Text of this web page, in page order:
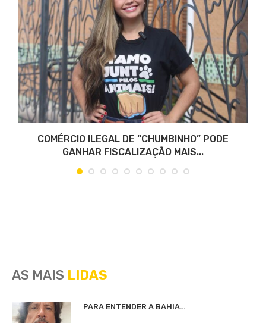
COMÉRCIO ILEGAL DE “CHUMBINHO” PODE
GANHAR FISCALIZAÇÃO MAIS...
AS MAIS LIDAS
PARA ENTENDER A BAHIA…